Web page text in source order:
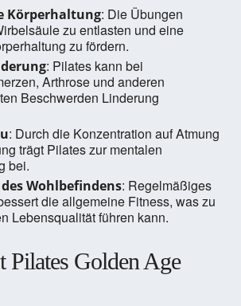
Körperhaltung: Die Übungen
zu entlasten und eine
zu fördern.
: Pilates kann bei
Arthrose und anderen
Beschwerden Linderung
: Durch die Konzentration auf Atmung
trägt Pilates zur mentalen
bei.
Wohlbefindens: Regelmäßiges
die allgemeine Fitness, was zu
Lebensqualität führen kann.
Pilates Golden Age